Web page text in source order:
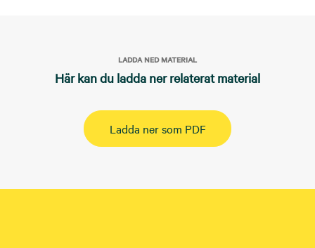
LADDA NED MATERIAL
Här kan du ladda ner relaterat material
Ladda ner som PDF